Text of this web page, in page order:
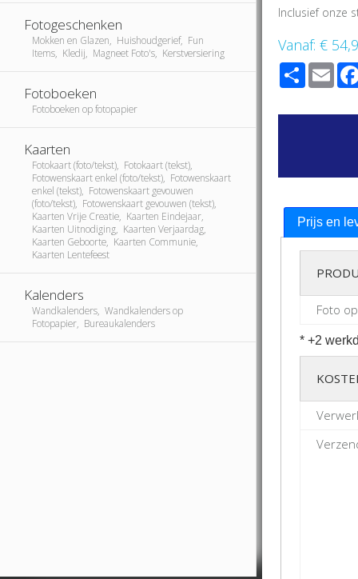
Fotogeschenken
Mokken en Glazen, Huishoudgerief, Fun
Items, Kledij, Magneet Foto's, Kerstversiering
Fotoboeken
Fotoboeken op fotopapier
Kaarten
Fotokaart (foto/tekst), Fotokaart (tekst),
Fotowenskaart enkel (foto/tekst), Fotowenskaart
enkel (tekst), Fotowenskaart gevouwen
(foto/tekst), Fotowenskaart gevouwen (tekst),
Kaarten Vrije Creatie, Kaarten Eindejaar,
Kaarten Uitnodiging, Kaarten Verjaardag,
Kaarten Geboorte, Kaarten Communie,
Kaarten Lentefeest
Kalenders
Wandkalenders, Wandkalenders op
Fotopapier, Bureaukalenders
Inclusief onze
Vanaf:€
Share
Prijs en
Foto
* +2